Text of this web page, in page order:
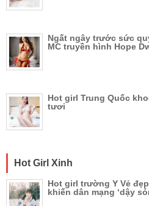
Ngất ngây trước sức
MC truyền hình Hope
Hot girl Trung Quốc
tươi
Hot Girl Xinh
Hot girl trường Y Vẻ
khiến dân mạng ‘dậy